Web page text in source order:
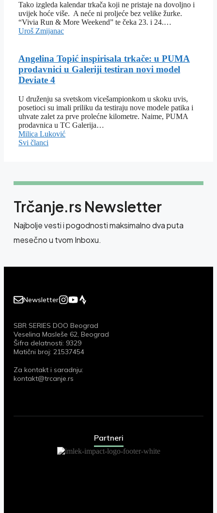
Tako izgleda kalendar trkača koji ne pristaje na dovoljno i
uvijek hoće više. A neće ni proljeće bez velike žurke.
“Vivia Run & More Weekend” te čeka 23. i 24.…
Uroš Zmijanac
Angelina Topić inspirisala trkače: u PUMA
prodavnici u Galeriji testiran novi model
Deviate 4
U druženju sa svetskom vicešampionkom u skoku uvis,
posetioci su imali priliku da testiraju nove modele patika i
uhvate zalet za prve prolećne kilometre. Naime, PUMA
prodavnica u TC Galerija…
Milica Luković
Svi članci
Trčanje.rs Newsletter
Najbolje vesti i pogodnosti maksimalno dva puta
mesečno u tvom Inboxu.
Newsletter
SBR SERIES DOO Beograd
Veselina Masleše 62, Beograd
Šifra delatnosti: 9329
Matični broj: 21537454
Za kontakt i saradnju:
kontakt@trcanje.rs
Partneri